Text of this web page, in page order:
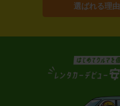
選ばれる理